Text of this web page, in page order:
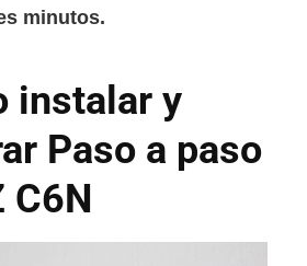
minutos.
instalar y
Paso a paso
C6N